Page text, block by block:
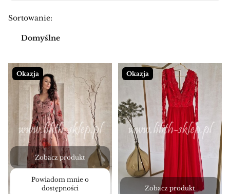
Lista produktów
Sortowanie:
Domyślne
Okazja
Zobacz produkt
Powiadom mnie o
dostępności
Okazja
Zobacz produkt